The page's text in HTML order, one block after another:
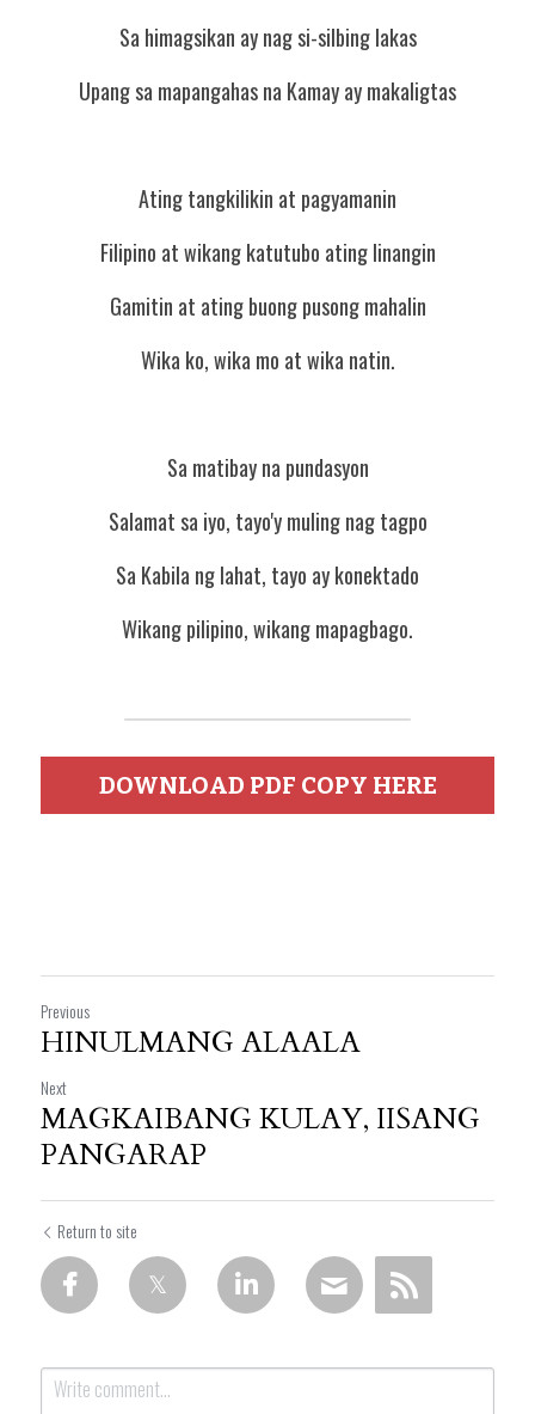
Sa himagsikan ay nag si-silbing lakas
Upang sa mapangahas na Kamay ay makaligtas
Ating tangkilikin at pagyamanin
Filipino at wikang katutubo ating linangin
Gamitin at ating buong pusong mahalin
Wika ko, wika mo at wika natin.
Sa matibay na pundasyon
Salamat sa iyo, tayo'y muling nag tagpo
Sa Kabila ng lahat, tayo ay konektado
Wikang pilipino, wikang mapagbago.
DOWNLOAD PDF COPY HERE
Previous
HINULMANG ALAALA
Next
MAGKAIBANG KULAY, IISANG
PANGARAP
Return to site